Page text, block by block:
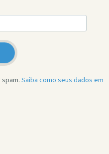
Saiba como seus dados em